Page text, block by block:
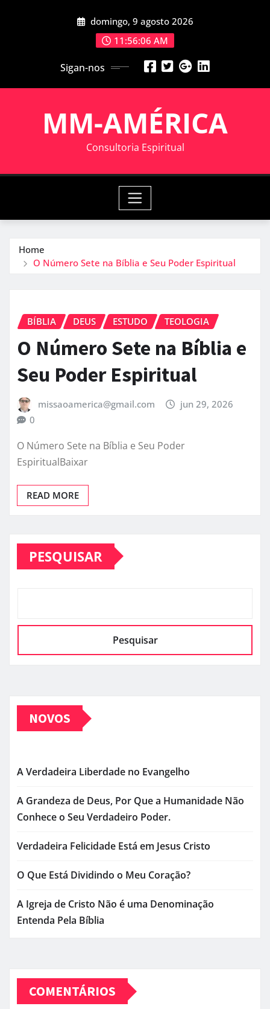
domingo, 9 agosto 2026
11:56:06 AM
Sigan-nos
MM-AMÉRICA
Consultoria Espiritual
Home
O Número Sete na Bíblia e Seu Poder Espiritual
BÍBLIA DEUS ESTUDO TEOLOGIA
O Número Sete na Bíblia e
Seu Poder Espiritual
missaoamerica@gmail.com
jun 29, 2026
0
O Número Sete na Bíblia e Seu Poder
EspiritualBaixar
READ MORE
PESQUISAR
Pesquisar
NOVOS
A Verdadeira Liberdade no Evangelho
A Grandeza de Deus, Por Que a Humanidade Não
Conhece o Seu Verdadeiro Poder.
Verdadeira Felicidade Está em Jesus Cristo
O Que Está Dividindo o Meu Coração?
A Igreja de Cristo Não é uma Denominação
Entenda Pela Bíblia
COMENTÁRIOS